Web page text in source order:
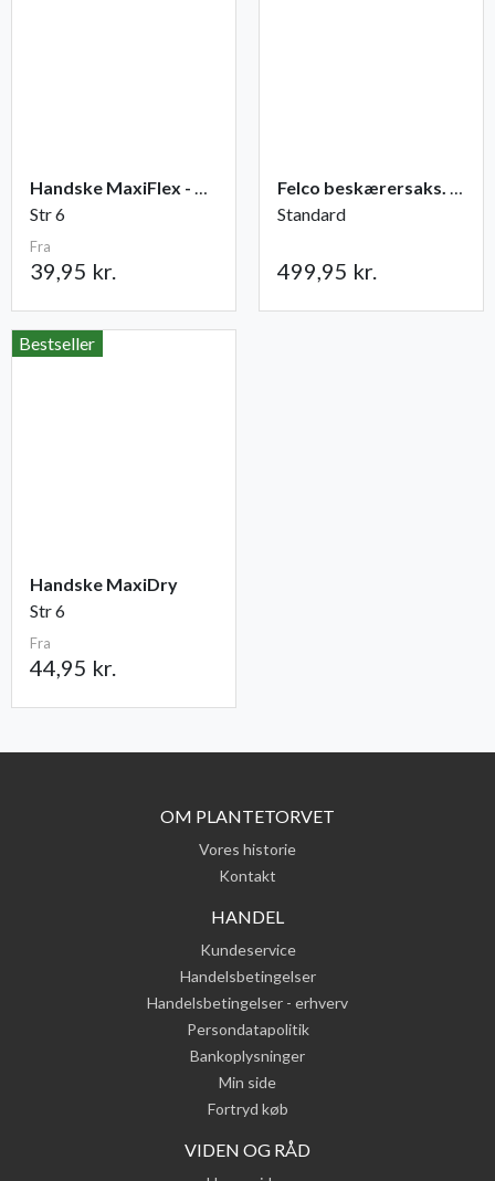
Handske MaxiFlex - Ultimate
Str 6
Fra
39,95 kr.
Felco beskærersaks. nr. 2
Standard
499,95 kr.
Bestseller
Handske MaxiDry
Str 6
Fra
44,95 kr.
OM PLANTETORVET
Vores historie
Kontakt
HANDEL
Kundeservice
Handelsbetingelser
Handelsbetingelser - erhverv
Persondatapolitik
Bankoplysninger
Min side
Fortryd køb
VIDEN OG RÅD